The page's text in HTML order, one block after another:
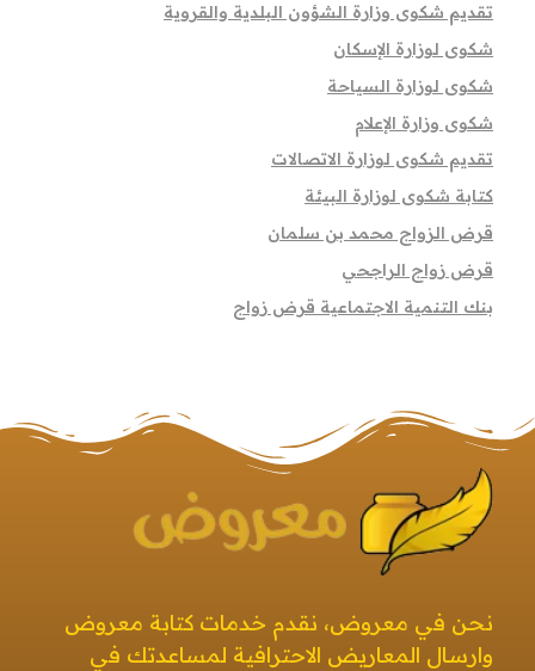
تقديم شكوى وزارة الشؤون البلدية والقروية
شكوى لوزارة الإسكان
شكوى لوزارة السياحة
شكوى وزارة الإعلام
تقديم شكوى لوزارة الاتصالات
كتابة شكوى لوزارة البيئة
قرض الزواج محمد بن سلمان
قرض زواج الراجحي
بنك التنمية الاجتماعية قرض زواج
نحن في معروض، نقدم خدمات كتابة معروض
وارسال المعاريض الاحترافية لمساعدتك في